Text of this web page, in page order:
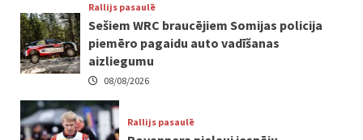
Rallijs pasaulē
Sešiem WRC braucējiem Somijas policija
piemēro pagaidu auto vadīšanas
aizliegumu
08/08/2026
Rallijs pasaulē